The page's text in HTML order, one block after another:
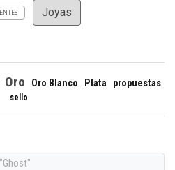
Joyas
Oro Oro Blanco Plata propuestas
sello